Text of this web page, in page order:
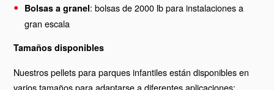
Bolsas a granel: bolsas de 2000 lb para instalaciones a
gran escala
Tamaños disponibles
Nuestros pellets para parques infantiles están disponibles en
varios tamaños para adaptarse a diferentes aplicaciones: